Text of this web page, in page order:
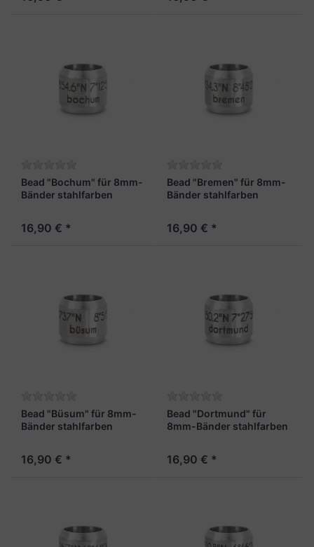
Bead "Bochum" für 8mm-
Bänder stahlfarben
16,90 € *
Bead "Bremen" für 8mm-
Bänder stahlfarben
16,90 € *
Bead "Büsum" für 8mm-
Bänder stahlfarben
16,90 € *
Bead "Dortmund" für
8mm-Bänder stahlfarben
16,90 € *